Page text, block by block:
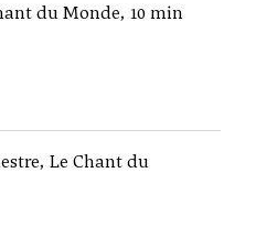
du Monde, 10 min
Le Chant du